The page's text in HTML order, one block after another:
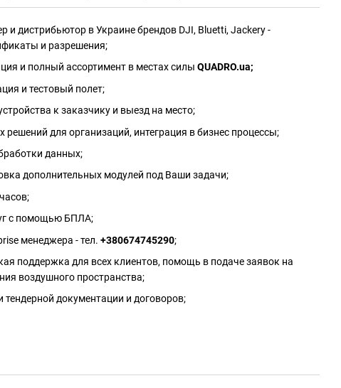
и дистрибьютор в Украине брендов DJI, Bluetti, Jackery -
и разрешения;
и полный ассортимент в местах силы QUADRO.ua;
и тестовый полет;
к заказчику и выезд на место;
для организаций, интеграция в бизнес процессы;
данных;
дополнительных модулей под Ваши задачи;
с помощью БПЛА;
менеджера - тел. +380674745290;
поддержка для всех клиентов, помощь в подаче заявок на
воздушного пространства;
документации и договоров;